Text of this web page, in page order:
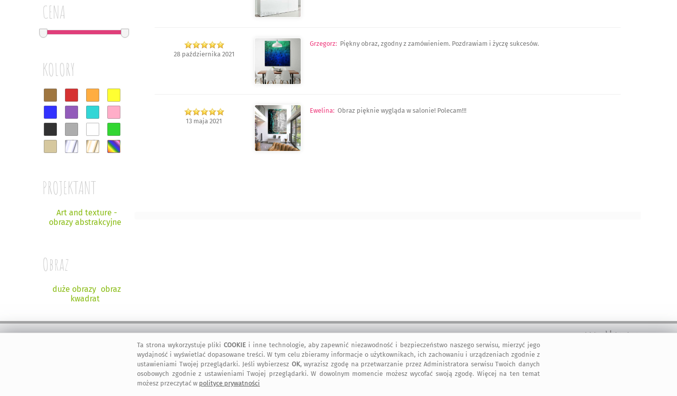
CENA
KOLORY
PROJEKTANT
Art and texture -
obrazy abstrakcyjne
Obraz
duże obrazy obraz
kwadrat
28 października 2021
Grzegorz: Piękny obraz, zgodny z zamówieniem. Pozdrawiam i życzę sukcesów.
13 maja 2021
Ewelina: Obraz pięknie wygląda w salonie! Polecam!!!
Ta strona wykorzystuje plikiCOOKIE i inne technologie, aby zapewnić niezawodność i bezpieczeństwo naszego serwisu, mierzyć jego
wydajność i wyświetlać dopasowane treści. W tym celu zbieramy informacje o użytkownikach, ich zachowaniu i urządzeniach zgodnie z
ustawieniami Twojej przeglądarki. Jeśli wybierzesz OK, wyrazisz zgodę na przetwarzanie przez Administratora serwisu Twoich danych
osobowych zgodnie z ustawieniami Twojej przeglądarki. W dowolnym momencie możesz wycofać swoją zgodę. Więcej na ten temat
możesz przeczytać w polityce prywatności
dołącz do nas informacje kontakt
artMadam na
Facebook-u
art-Madam na
Instagram
art-Madam na
Pinterest